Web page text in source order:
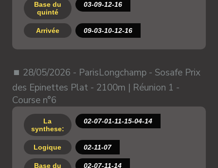
Base du
quinté
03-09-12-16
Arrivée 09-03-10-12-16
⏹ 28/05/2026 - ParisLongchamp - Sosafe Prix
des Epinettes Plat - 2100m | Réunion 1 -
Course n°6
La
synthese:
02-07-01-11-15-04-14
Logique 02-11-07
Base du 02-07-11-14